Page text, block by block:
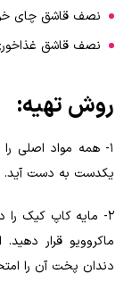
نصف قاشق چای
نصف قاشق
روش تهیه:
۱- همه مواد اصلی
یکدست به دست آید.
ماکروویو قرار
دندان پخت آن را